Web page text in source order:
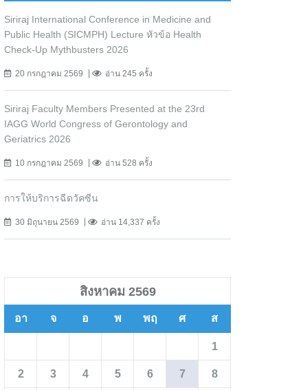
Siriraj International Conference in Medicine and
Public Health (SICMPH) Lecture หัวข้อ Health
Check-Up Mythbusters 2026
20 กรกฎาคม 2569 อ่าน 245 ครั้ง
Siriraj Faculty Members Presented at the 23rd
IAGG World Congress of Gerontology and
Geriatrics 2026
10 กรกฎาคม 2569 อ่าน 528 ครั้ง
การให้บริการฉีดวัคซีน
30 มิถุนายน 2569 อ่าน 14,337 ครั้ง
สิงหาคม 2569
อา จ อ พ พฤ ศ ส
1
2 3 4 5 6 7 8